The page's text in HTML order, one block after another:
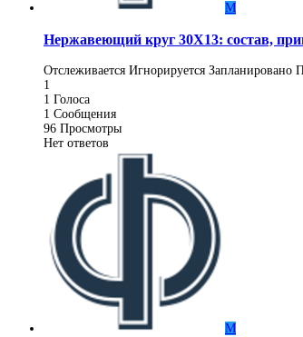
М
Нержавеющий круг 30Х13: состав,
Отслеживается Игнорируется Запланировано
1
1 Голоса
1 Сообщения
96 Просмотры
Нет ответов
М